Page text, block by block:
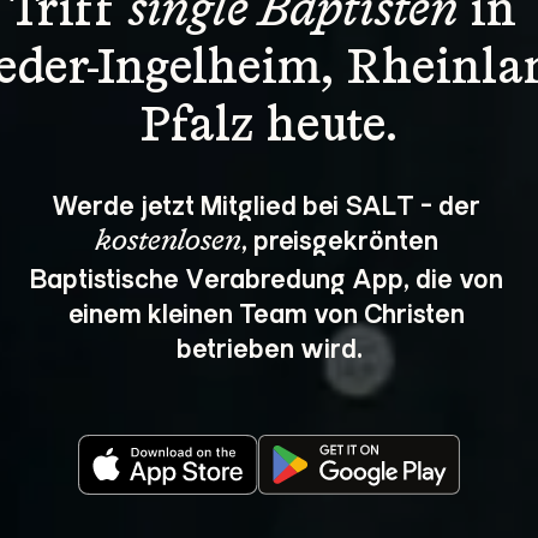
Triff single Baptisten in
Ingelheim,
Pfalz heute.
Werde jetzt Mitglied bei SALT - der
kostenlosen, preisgekrönten
Baptistische Verabredung App, die von
einem kleinen Team von Christen
betrieben wird.